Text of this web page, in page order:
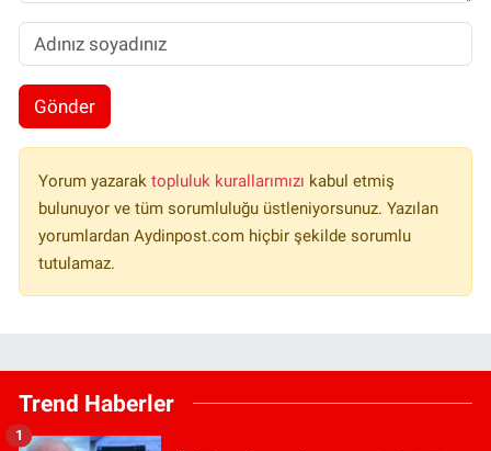
Gönder
Yorum yazarak topluluk kurallarımızı kabul etmiş
bulunuyor ve tüm sorumluluğu üstleniyorsunuz. Yazılan
yorumlardan Aydinpost.com hiçbir şekilde sorumlu
tutulamaz.
Trend Haberler
1